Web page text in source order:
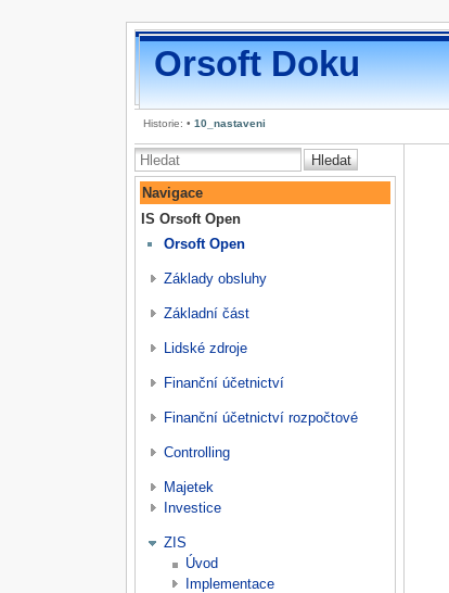
Orsoft Doku
Historie: • 10_nastaveni
Hledat
Navigace
IS Orsoft Open
Orsoft Open
Základy obsluhy
Základní část
Lidské zdroje
Finanční účetnictví
Finanční účetnictví rozpočtové
Controlling
Majetek
Investice
ZIS
Úvod
Implementace